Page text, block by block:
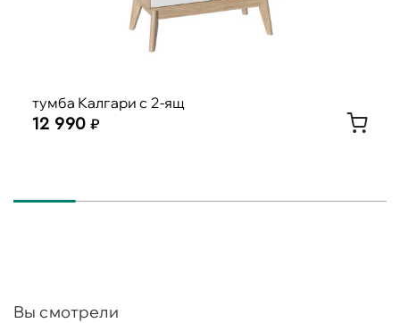
тумба Калгари с 2-ящ
12 990
Вы смотрели